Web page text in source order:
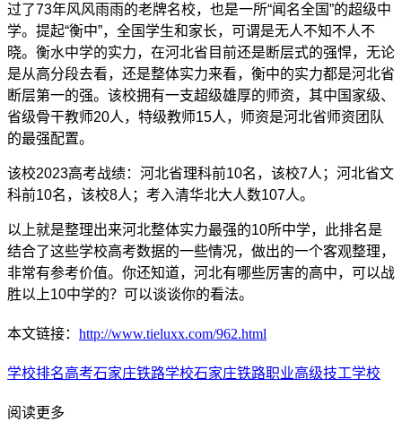
过了73年风风雨雨的老牌名校，也是一所“闻名全国”的超级中
学。提起“衡中”，全国学生和家长，可谓是无人不知不人不
晓。衡水中学的实力，在河北省目前还是断层式的强悍，无论
是从高分段去看，还是整体实力来看，衡中的实力都是河北省
断层第一的强。该校拥有一支超级雄厚的师资，其中国家级、
省级骨干教师20人，特级教师15人，师资是河北省师资团队
的最强配置。
该校2023高考战绩：河北省理科前10名，该校7人；河北省文
科前10名，该校8人；考入清华北大人数107人。
以上就是整理出来河北整体实力最强的10所中学，此排名是
结合了这些学校高考数据的一些情况，做出的一个客观整理，
非常有参考价值。你还知道，河北有哪些厉害的高中，可以战
胜以上10中学的？可以谈谈你的看法。
本文链接： http://www.tieluxx.com/962.html
学校排名高考石家庄铁路学校石家庄铁路职业高级技工学校
阅读更多